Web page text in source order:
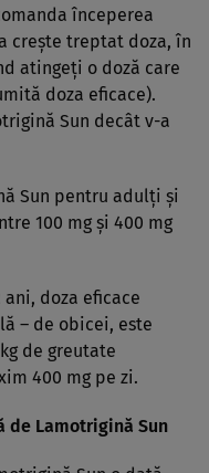
începerea
creşte treptat doza, în
atingeţi o doză care
doza eficace).
Sun decât v-a
Sun pentru adulţi şi
100 mg şi 400 mg
doza eficace
– de obicei, este
de greutate
400 mg pe zi.
de Lamotrigină Sun